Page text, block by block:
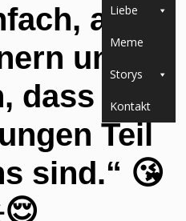
Liebe
Meme
Storys
Kontakt
aber
uns
dass
Teil
sind.“ 😘